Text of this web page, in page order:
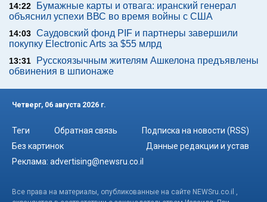
14:22
Бумажные карты и отвага: иранский генерал
объяснил успехи ВВС во время войны с США
14:03 Саудовский фонд PIF и партнеры завершили
покупку Electronic Arts за $55 млрд
13:31
Русскоязычным жителям Ашкелона предъявлены
обвинения в шпионаже
Четверг, 06 августа 2026 г.
Теги Обратная связь
Подписка на новости (RSS)
Без картинок
Данные редакции и устав
Реклама: advertising@newsru.co.il
Все права на материалы, опубликованные на сайте NEWSru.co.il ,